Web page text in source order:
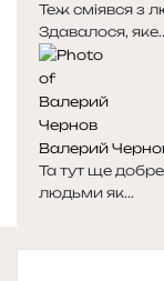
Теж сміявся з
Здавалося,
Валерий
Та тут ще
людьми як...